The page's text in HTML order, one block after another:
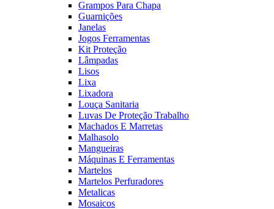
Grampos Para Chapa
Guarnições
Janelas
Jogos Ferramentas
Kit Proteção
Lâmpadas
Lisos
Lixa
Lixadora
Louça Sanitaria
Luvas De Proteção Trabalho
Machados E Marretas
Malhasolo
Mangueiras
Máquinas E Ferramentas
Martelos
Martelos Perfuradores
Metalicas
Mosaicos